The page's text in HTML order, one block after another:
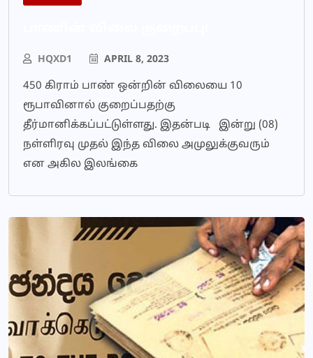
HQXD1 APRIL 8, 2023
450 கிராம் பாண் ஒன்றின் விலையை 10
ரூபாவினால் குறைப்பதற்கு
தீர்மானிக்கப்பட்டுள்ளது. இதன்படி இன்று (08)
நள்ளிரவு முதல் இந்த விலை அமுலுக்குவரும்
என அகில இலங்கை